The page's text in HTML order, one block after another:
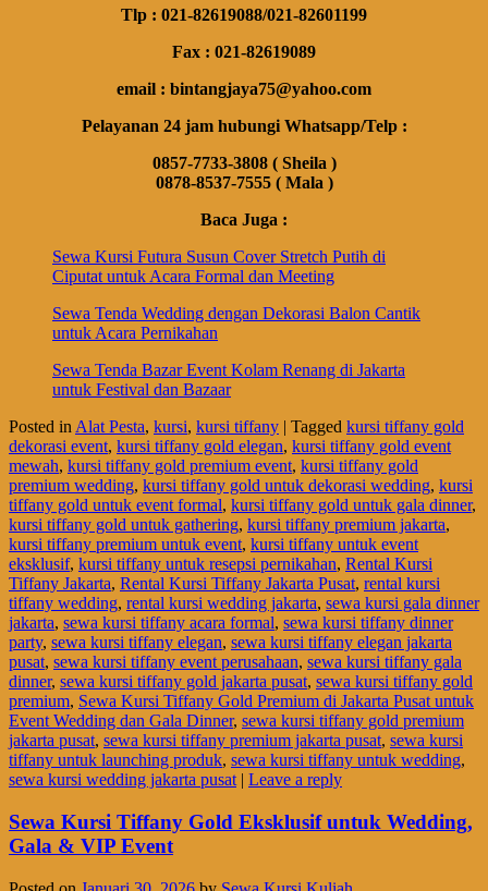
Tlp : 021-82619088/021-82601199
Fax : 021-82619089
email : bintangjaya75@yahoo.com
Pelayanan 24 jam hubungi Whatsapp/Telp :
0857-7733-3808 ( Sheila )
0878-8537-7555 ( Mala )
Baca Juga :
Sewa Kursi Futura Susun Cover Stretch Putih di
Ciputat untuk Acara Formal dan Meeting
Sewa Tenda Wedding dengan Dekorasi Balon Cantik
untuk Acara Pernikahan
Sewa Tenda Bazar Event Kolam Renang di Jakarta
untuk Festival dan Bazaar
Posted in Alat Pesta, kursi, kursi tiffany | Tagged kursi tiffany gold
dekorasi event, kursi tiffany gold elegan, kursi tiffany gold event
mewah, kursi tiffany gold premium event, kursi tiffany gold
premium wedding, kursi tiffany gold untuk dekorasi wedding, kursi
tiffany gold untuk event formal, kursi tiffany gold untuk gala dinner,
kursi tiffany gold untuk gathering, kursi tiffany premium jakarta,
kursi tiffany premium untuk event, kursi tiffany untuk event
eksklusif, kursi tiffany untuk resepsi pernikahan, Rental Kursi
Tiffany Jakarta, Rental Kursi Tiffany Jakarta Pusat, rental kursi
tiffany wedding, rental kursi wedding jakarta, sewa kursi gala dinner
jakarta, sewa kursi tiffany acara formal, sewa kursi tiffany dinner
party, sewa kursi tiffany elegan, sewa kursi tiffany elegan jakarta
pusat, sewa kursi tiffany event perusahaan, sewa kursi tiffany gala
dinner, sewa kursi tiffany gold jakarta pusat, sewa kursi tiffany gold
premium, Sewa Kursi Tiffany Gold Premium di Jakarta Pusat untuk
Event Wedding dan Gala Dinner, sewa kursi tiffany gold premium
jakarta pusat, sewa kursi tiffany premium jakarta pusat, sewa kursi
tiffany untuk launching produk, sewa kursi tiffany untuk wedding,
sewa kursi wedding jakarta pusat | Leave a reply
Sewa Kursi Tiffany Gold Eksklusif untuk Wedding,
Gala & VIP Event